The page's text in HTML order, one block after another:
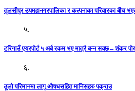
तुलसीपुर उपमहानगरपालिका र कल्पनाका परिवारका बीच
५.
टरिगाउँ एयरपोर्ट ५ अर्ब रकम भए मात्रै बन्न सक्छ – शंकर
६.
ठूलो परिमानमा लागु औषधसहित मानिसहरु पक्राउ